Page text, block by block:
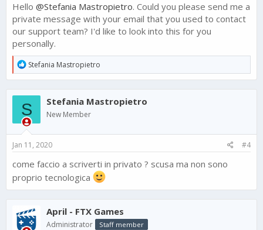
Hello @Stefania Mastropietro. Could you please send me a
private message with your email that you used to contact
our support team? I'd like to look into this for you
personally.
R
e
a
c
i
o
n
Stefania Mastropietro
S Stefania Mastropietro
New Member
Jan 11, 2020 #4
come faccio a scriverti in privato ? scusa ma non sono
proprio tecnologica
April - FTX Games
Administrator Staff member